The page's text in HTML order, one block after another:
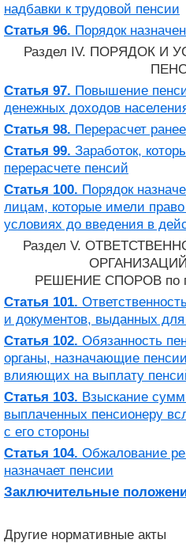
надбавки к трудовой пенсии
Статья 96. Порядок
Раздел IV. ПОРЯДОК И
Статья 97. Повышение
денежных доходов
Статья 98. Перерасчет
Статья 99. Заработок,
перерасчете пенсий
Статья 100. Порядок
лицам, которые имели
условиях до введения в
Раздел V.
РЕШЕНИЕ СПОРОВ по
Статья 101.
и документов, выданных
Статья 102. Обязанность
органы, назначающие
влияющих на выплату
Статья 103. Взыскание
выплаченных пенсионеру
с его стороны
Статья 104. Обжалование
назначает пенсии
Заключительные
Другие нормативные акты